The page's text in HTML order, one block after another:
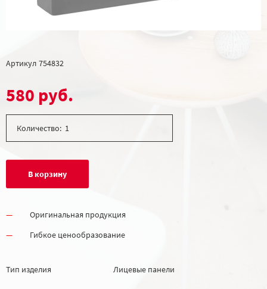
Артикул 754832
580 руб.
Количество:
В корзину
Оригинальная продукция
Гибкое ценообразование
Тип изделия Лицевые панели